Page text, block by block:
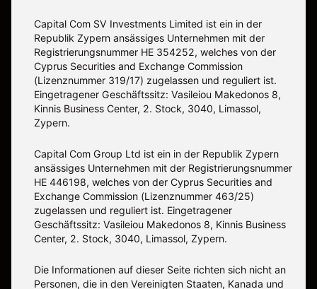
Capital Com SV Investments Limited ist ein in der
Republik Zypern ansässiges Unternehmen mit der
Registrierungsnummer HE 354252, welches von der
Cyprus Securities and Exchange Commission
(Lizenznummer 319/17) zugelassen und reguliert ist.
Eingetragener Geschäftssitz: Vasileiou Makedonos 8,
Kinnis Business Center, 2. Stock, 3040, Limassol,
Zypern.
Capital Com Group Ltd ist ein in der Republik Zypern
ansässiges Unternehmen mit der Registrierungsnummer
ΗΕ 446198, welches von der Cyprus Securities and
Exchange Commission (Lizenznummer 463/25)
zugelassen und reguliert ist. Eingetragener
Geschäftssitz: Vasileiou Makedonos 8, Kinnis Business
Center, 2. Stock, 3040, Limassol, Zypern.
Die Informationen auf dieser Seite richten sich nicht an
Personen, die in den Vereinigten Staaten, Kanada und